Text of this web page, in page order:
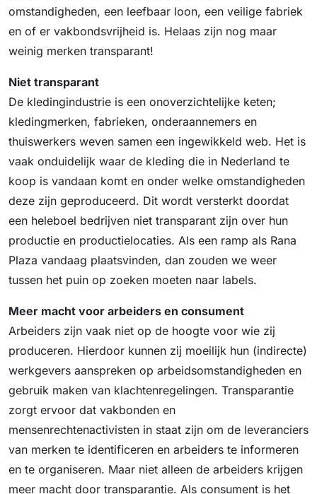
omstandigheden, een leefbaar loon, een veilige fabriek
en of er vakbondsvrijheid is. Helaas zijn nog maar
weinig merken transparant!
Niet transparant
De kledingindustrie is een onoverzichtelijke keten;
kledingmerken, fabrieken, onderaannemers en
thuiswerkers weven samen een ingewikkeld web. Het is
vaak onduidelijk waar de kleding die in Nederland te
koop is vandaan komt en onder welke omstandigheden
deze zijn geproduceerd. Dit wordt versterkt doordat
een heleboel bedrijven niet transparant zijn over hun
productie en productielocaties. Als een ramp als Rana
Plaza vandaag plaatsvinden, dan zouden we weer
tussen het puin op zoeken moeten naar labels.
Meer macht voor arbeiders en consument
Arbeiders zijn vaak niet op de hoogte voor wie zij
produceren. Hierdoor kunnen zij moeilijk hun (indirecte)
werkgevers aanspreken op arbeidsomstandigheden en
gebruik maken van klachtenregelingen. Transparantie
zorgt ervoor dat vakbonden en
mensenrechtenactivisten in staat zijn om de leveranciers
van merken te identificeren en arbeiders te informeren
en te organiseren. Maar niet alleen de arbeiders krijgen
meer macht door transparantie. Als consument is het